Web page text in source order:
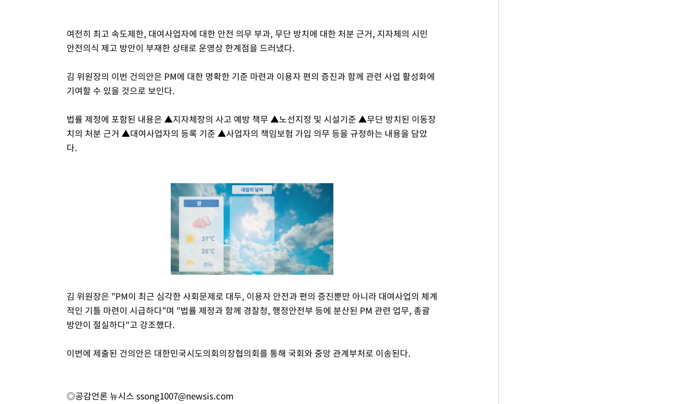
여전히 최고 속도제한, 대여사업자에 대한 안전 의무 부과, 무단 방치에 대한 처분 근거, 지자체의 시민
안전의식 제고 방안이 부재한 상태로 운영상 한계점을 드러냈다.
김 위원장의 이번 건의안은 PM에 대한 명확한 기준 마련과 이용자 편의 증진과 함께 관련 사업 활성화에
기여할 수 있을 것으로 보인다.
법률 제정에 포함된 내용은 ▲지자체장의 사고 예방 책무 ▲노선지정 및 시설기준 ▲무단 방치된 이동장
치의 처분 근거 ▲대여사업자의 등록 기준 ▲사업자의 책임보험 가입 의무 등을 규정하는 내용을 담았
다.
Mute
김 위원장은 "PM이 최근 심각한 사회문제로 대두, 이용자 안전과 편의 증진뿐만 아니라 대여사업의 체계
적인 기틀 마련이 시급하다"며 "법률 제정과 함께 경찰청, 행정안전부 등에 분산된 PM 관련 업무, 총괄
방안이 절실하다"고 강조했다.
이번에 제출된 건의안은 대한민국시도의회의장협의회를 통해 국회와 중앙 관계부처로 이송된다.
◎공감언론 뉴시스 ssong1007@newsis.com